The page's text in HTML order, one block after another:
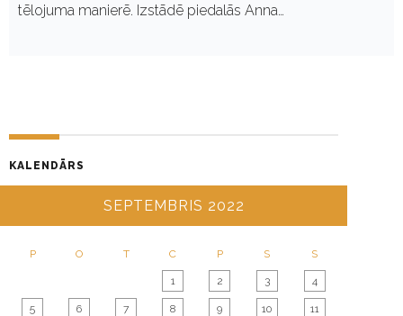
tēlojuma manierē. Izstādē piedalās Anna…
KALENDĀRS
SEPTEMBRIS 2022
P O T C P S S
1 2 3 4
5 6 7 8 9 10 11